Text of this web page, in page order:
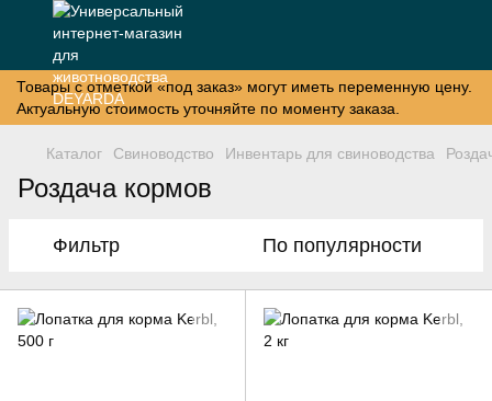
Товары с отметкой «под заказ» могут иметь переменную цену.
Актуальную стоимость уточняйте по моменту заказа.
Каталог Свиноводство Инвентарь для свиноводства
Роздача кормов
Фильтр По популярности